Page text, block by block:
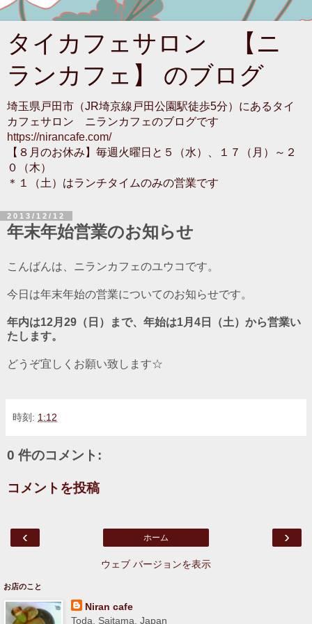
タイカフェサロン 【ニ
ランカフェ】 のブログ
埼玉県戸田市（JR埼京線戸田公園駅徒歩5分）にあるタイ
カフェサロン ニランカフェのブログです
https://nirancafe.com/
【８月のお休み】毎週火曜日と５（水）、１７（月）～２
０（木）
＊１（土）はランチタイムのみの営業です
2013/12/12
年末年始営業のお知らせ
こんばんは、ニランカフェのユウコです。
今日は年末年始の営業についてのお知らせです。
年内は12月29（日）まで、年始は1月4日（土）から営業い
たします。
どうぞ宜しくお願い致します☆
時刻: 1:12
0 件のコメント:
コメントを投稿
‹ ›
ホーム
ウェブ バージョンを表示
お店のこと
Niran cafe
Toda, Saitama, Japan